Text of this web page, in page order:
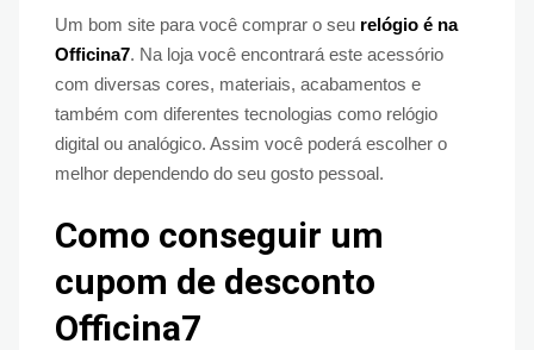
Um bom site para você comprar o seu relógio é na
Officina7. Na loja você encontrará este acessório
com diversas cores, materiais, acabamentos e
também com diferentes tecnologias como relógio
digital ou analógico. Assim você poderá escolher o
melhor dependendo do seu gosto pessoal.
Como conseguir um
cupom de desconto
Officina7